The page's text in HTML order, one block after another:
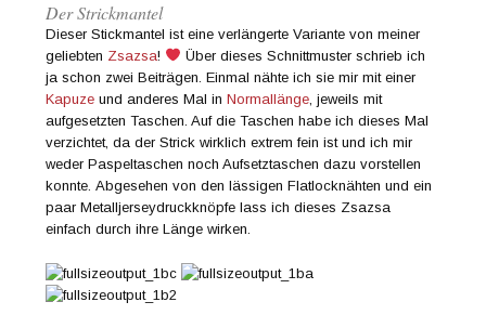
Der Strickmantel
Dieser Stickmantel ist eine verlängerte Variante von meiner
geliebten Zsazsa!
Über dieses Schnittmuster schrieb ich
ja schon zwei Beiträgen. Einmal nähte ich sie mir mit einer
Kapuze und anderes Mal inNormallänge, jeweils mit
aufgesetzten Taschen. Auf die Taschen habe ich dieses Mal
verzichtet, da der Strick wirklich extrem fein ist und ich mir
weder Paspeltaschen noch Aufsetztaschen dazu vorstellen
konnte. Abgesehen von den lässigen Flatlocknähten und ein
paar Metalljerseydruckknöpfe lass ich dieses Zsazsa
einfach durch ihre Länge wirken.